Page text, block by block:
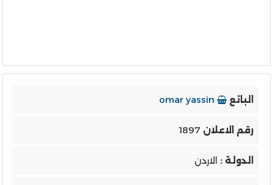
البائع
رقم الاعلان 1897
الدولة : الاردن